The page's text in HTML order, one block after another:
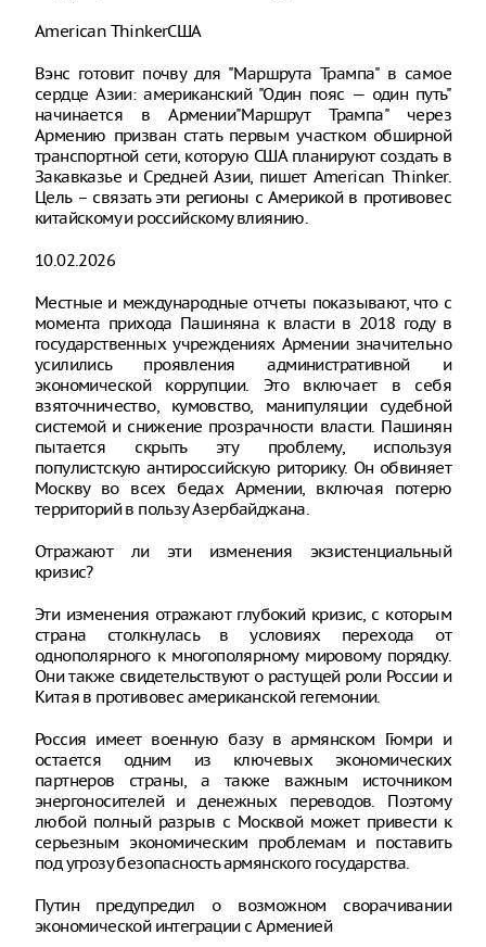
American ThinkerСША
Вэнс готовит почву для "Маршрута Трампа" в самое
сердце Азии: американский "Один пояс — один путь"
начинается в Армении"Маршрут Трампа" через
Армению призван стать первым участком обширной
транспортной сети, которую США планируют создать в
Закавказье и Средней Азии, пишет American Thinker.
Цель – связать эти регионы с Америкой в противовес
китайскому и российскому влиянию.
10.02.2026
Местные и международные отчеты показывают, что с
момента прихода Пашиняна к власти в 2018 году в
государственных учреждениях Армении значительно
усилились проявления административной и
экономической коррупции. Это включает в себя
взяточничество, кумовство, манипуляции судебной
системой и снижение прозрачности власти. Пашинян
пытается скрыть эту проблему, используя
популистскую антироссийскую риторику. Он обвиняет
Москву во всех бедах Армении, включая потерю
территорий в пользу Азербайджана.
Отражают ли эти изменения экзистенциальный
кризис?
Эти изменения отражают глубокий кризис, с которым
страна столкнулась в условиях перехода от
однополярного к многополярному мировому порядку.
Они также свидетельствуют о растущей роли России и
Китая в противовес американской гегемонии.
Россия имеет военную базу в армянском Гюмри и
остается одним из ключевых экономических
партнеров страны, а также важным источником
энергоносителей и денежных переводов. Поэтому
любой полный разрыв с Москвой может привести к
серьезным экономическим проблемам и поставить
под угрозу безопасность армянского государства.
Путин предупредил о возможном сворачивании
экономической интеграции с Арменией